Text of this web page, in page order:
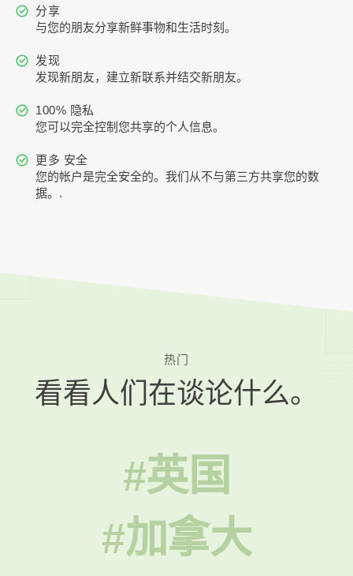
分享
与您的朋友分享新鲜事物和生活时刻。
发现
发现新朋友，建立新联系并结交新朋友。
100% 隐私
您可以完全控制您共享的个人信息。
更多 安全
您的帐户是完全安全的。我们从不与第三方共享您的数
据。.
热门
看看人们在谈论什么。
#英国
#加拿大